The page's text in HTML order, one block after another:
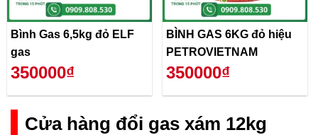
Bình Gas 6,5kg đỏ ELF
gas
350000₫
BÌNH GAS 6KG đỏ hiệu
PETROVIETNAM
350000₫
Cửa hàng đổi gas xám 12kg